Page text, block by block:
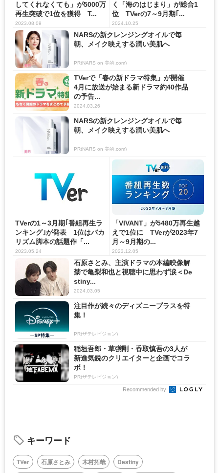
してくれなくても」が5000万
再生突破で1位を獲得 T...
2023.08.09
く「海のはじまり」が総合1
位 TVerの7～9月期｢...
2024.10.25
NARSの新クレンジングオイルで毎
朝、メイク映えする潤い美肌へ
PR(NARS on 美的.com)
TVerで「春の新ドラマ特集」が開催
4月に放送が始まる新ドラマ約40作品
の予告...
2024.03.26
NARSの新クレンジングオイルで毎
朝、メイク映えする潤い美肌へ
PR(NARS on 美的.com)
TVerの1～3月期｢番組再生ラ
ンキング｣が発表 1位はバカ
リズム脚本の話題作「...
2023.05.24
「VIVANT」が5480万再生越
えで1位に TVerが2023年7
月～9月期の...
2023.12.05
石原さとみ、主演ドラマの本編映像解
禁で亀梨和也と視聴中に思わず涙＜De
stiny...
2024.03.05
注目作が続々のディズニープラスを特
集！
PR(ザテレビジョン)
稲垣吾郎・草彅剛・香取慎吾の3人が
新進気鋭のクリエイターと企画でコラ
ボ！
PR(ザテレビジョン)
Recommended by
キーワード
TVer 石原さとみ 木村拓哉
Destiny